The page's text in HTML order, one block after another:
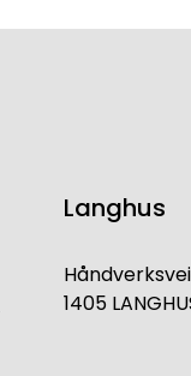
Langhus
1405